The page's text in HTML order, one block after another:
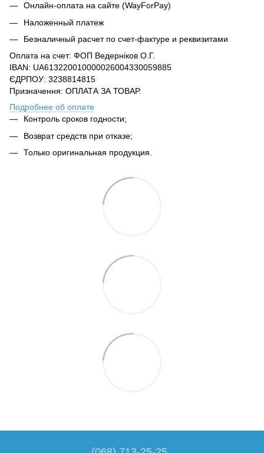
Онлайн-оплата на сайте (WayForPay)
Наложенный платеж
Безналичный расчет по счет-фактуре и реквизитами
Оплата на счет: ФОП Ведерніков О.Г.
IBAN: UA613220010000026004330059885
ЄДРПОУ: 3238814815
Призначення: ОПЛАТА ЗА ТОВАР.
Подробнее об оплате
Контроль сроков годности;
Возврат средств при отказе;
Только оригинальная продукция.